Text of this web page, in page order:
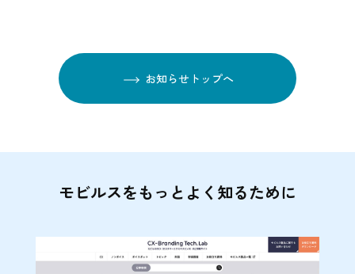
お知らせトップへ
モビルスをもっとよく知るために